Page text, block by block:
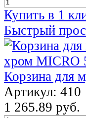
Купить в 1
Быстрый
Корзина для
Артикул: 410
1 265.89 руб.